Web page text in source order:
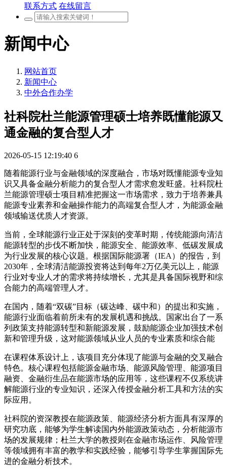
联系方式 在线留言
新闻中心
网站首页
新闻中心
中外合作办学
社科院杜兰能源管理硕士培养既懂能源又
通金融的复合型人才
2026-05-15 12:19:40 6
随着能源行业与金融领域的深度融合，市场对既懂能源专业知
识又具备金融分析能力的复合型人才需求愈发旺盛。社科院杜
兰能源管理硕士项目精准把握这一市场需求，致力于培养兼具
能源专业素养和金融操作能力的高端复合型人才，为能源金融
领域输送优质人才资源。
当前，全球能源行业正处于深刻的变革时期，传统能源向清洁
能源转型的步伐不断加快，能源安全、能源效率、低碳发展成
为行业发展的核心议题。根据国际能源署（IEA）的报告，到
2030年，全球清洁能源投资将达到每年2万亿美元以上，能源
行业对专业人才的需求将持续增长，尤其是具备国际视野和综
合能力的高端管理人才。
在国内，随着“双碳”目标（碳达峰、碳中和）的提出和实施，
能源行业面临着前所未有的发展机遇和挑战。国家出台了一系
列政策支持能源转型和新能源发展，鼓励能源企业加强技术创
新和管理升级，这对能源领域从业人员的专业素质和综合能
在课程体系设计上，该项目充分体现了能源与金融的交叉融合
特色。核心课程包括能源金融市场、能源风险管理、能源项目
融资、金融衍生品在能源市场的应用等，这些课程不仅系统讲
解能源行业的专业知识，还深入传授金融分析工具和方法的实
际应用。
社科院的资深教授在能源政策、能源经济分析方面具有深厚的
研究功底，能够为学生解读国内外能源政策动态，分析能源市
场的发展规律；杜兰大学的教授则在金融市场运作、风险管理
等领域拥有丰富的教学和实践经验，能够引导学生掌握国际先
进的金融分析技术。